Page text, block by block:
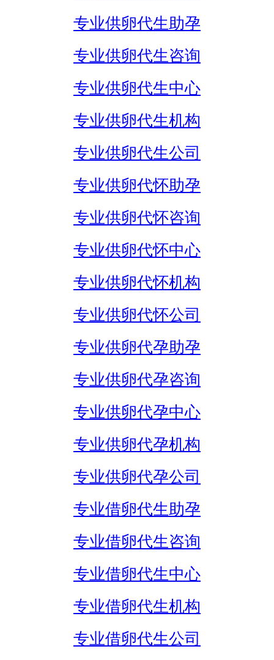
专业供卵代生助孕
专业供卵代生咨询
专业供卵代生中心
专业供卵代生机构
专业供卵代生公司
专业供卵代怀助孕
专业供卵代怀咨询
专业供卵代怀中心
专业供卵代怀机构
专业供卵代怀公司
专业供卵代孕助孕
专业供卵代孕咨询
专业供卵代孕中心
专业供卵代孕机构
专业供卵代孕公司
专业借卵代生助孕
专业借卵代生咨询
专业借卵代生中心
专业借卵代生机构
专业借卵代生公司